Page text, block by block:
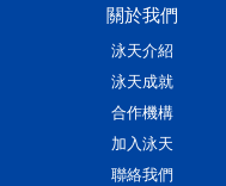
關於我們
泳天介紹
泳天成就
合作機構
加入泳天
聯絡我們